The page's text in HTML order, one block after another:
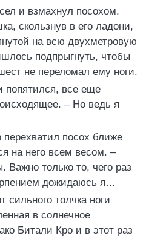
и взмахнул посохом.
скользнув в его ладони,
на всю двухметровую
подпрыгнуть, чтобы
не переломал ему ноги.
попятился, все еще
– Но ведь я
посох ближе
на него всем весом. –
Важно только то, чего раз
дожидаюсь я…
сильного толчка ноги
в солнечное
Битали Кро и в этот раз